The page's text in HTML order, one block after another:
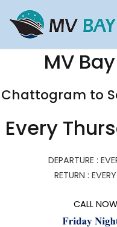
content
MV Bay One BD
Chattogram To Saint
Chattogram Cruise Ship |
MV
Chattogram to
Every
DEPARTURE :
RETURN :
CALL